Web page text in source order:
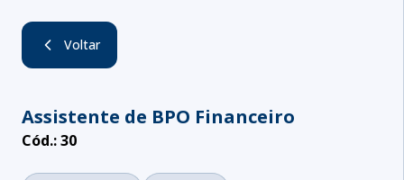
Voltar
Assistente de BPO Financeiro
Cód.:30